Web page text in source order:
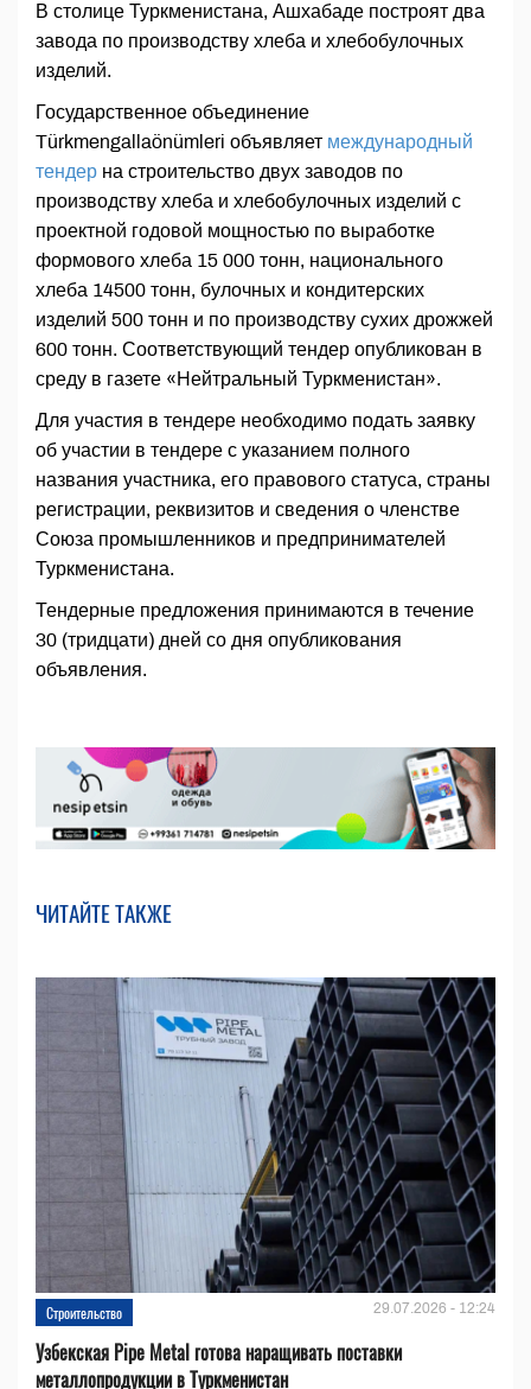
В столице Туркменистана, Ашхабаде построят два
завода по производству хлеба и хлебобулочных
изделий.
Государственное объединение
Türkmengallaönümleri объявляет международный
тендер на строительство двух заводов по
производству хлеба и хлебобулочных изделий с
проектной годовой мощностью по выработке
формового хлеба 15 000 тонн, национального
хлеба 14500 тонн, булочных и кондитерских
изделий 500 тонн и по производству сухих дрожжей
600 тонн. Соответствующий тендер опубликован в
среду в газете «Нейтральный Туркменистан».
Для участия в тендере необходимо подать заявку
об участии в тендере с указанием полного
названия участника, его правового статуса, страны
регистрации, реквизитов и сведения о членстве
Союза промышленников и предпринимателей
Туркменистана.
Тендерные предложения принимаются в течение
30 (тридцати) дней со дня опубликования
объявления.
ЧИТАЙТЕ ТАКЖЕ
Строительство 29.07.2026 - 12:24
Узбекская Pipe Metal готова наращивать поставки
металлопродукции в Туркменистан